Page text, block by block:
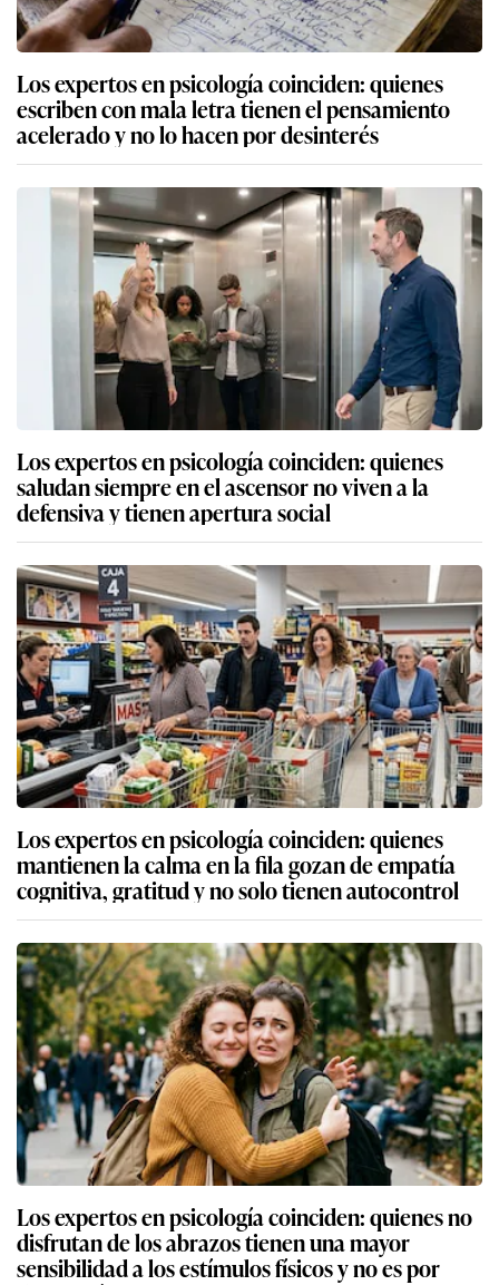
Los expertos en psicología coinciden: quienes
escriben con mala letra tienen el pensamiento
acelerado y no lo hacen por desinterés
Los expertos en psicología coinciden: quienes
saludan siempre en el ascensor no viven a la
defensiva y tienen apertura social
Los expertos en psicología coinciden: quienes
mantienen la calma en la fila gozan de empatía
cognitiva, gratitud y no solo tienen autocontrol
Los expertos en psicología coinciden: quienes no
disfrutan de los abrazos tienen una mayor
sensibilidad a los estímulos físicos y no es por